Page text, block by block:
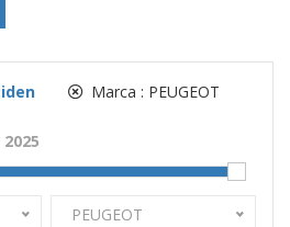
Marca : PEUGEOT
PEUGEOT